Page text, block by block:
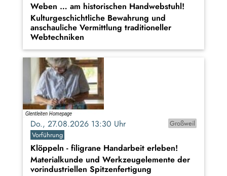
Weben … am historischen Handwebstuhl!
Kulturgeschichtliche Bewahrung und
anschauliche Vermittlung traditioneller
Webtechniken
Do., 27.08.2026 13:30 Uhr
Großweil
Vorführung
Klöppeln - filigrane Handarbeit erleben!
Materialkunde und Werkzeugelemente der
vorindustriellen Spitzenfertigung